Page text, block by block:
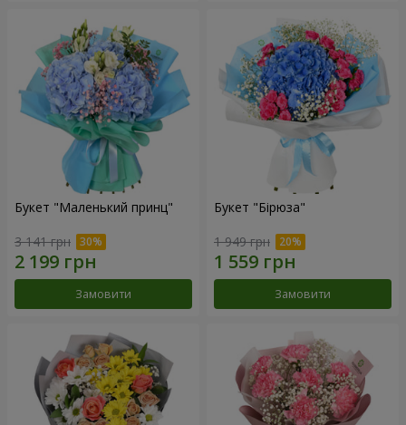
Букет "Маленький принц"
3 141 грн
Замовити
Букет "Бірюза"
1 949 грн
Замовити